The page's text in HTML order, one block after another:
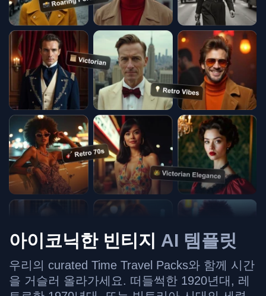
아이코닉한 빈티지 AI 템플릿
우리의 curated Time Travel Packs와 함께 시간
을 거슬러 올라가세요. 떠들썩한 1920년대, 레